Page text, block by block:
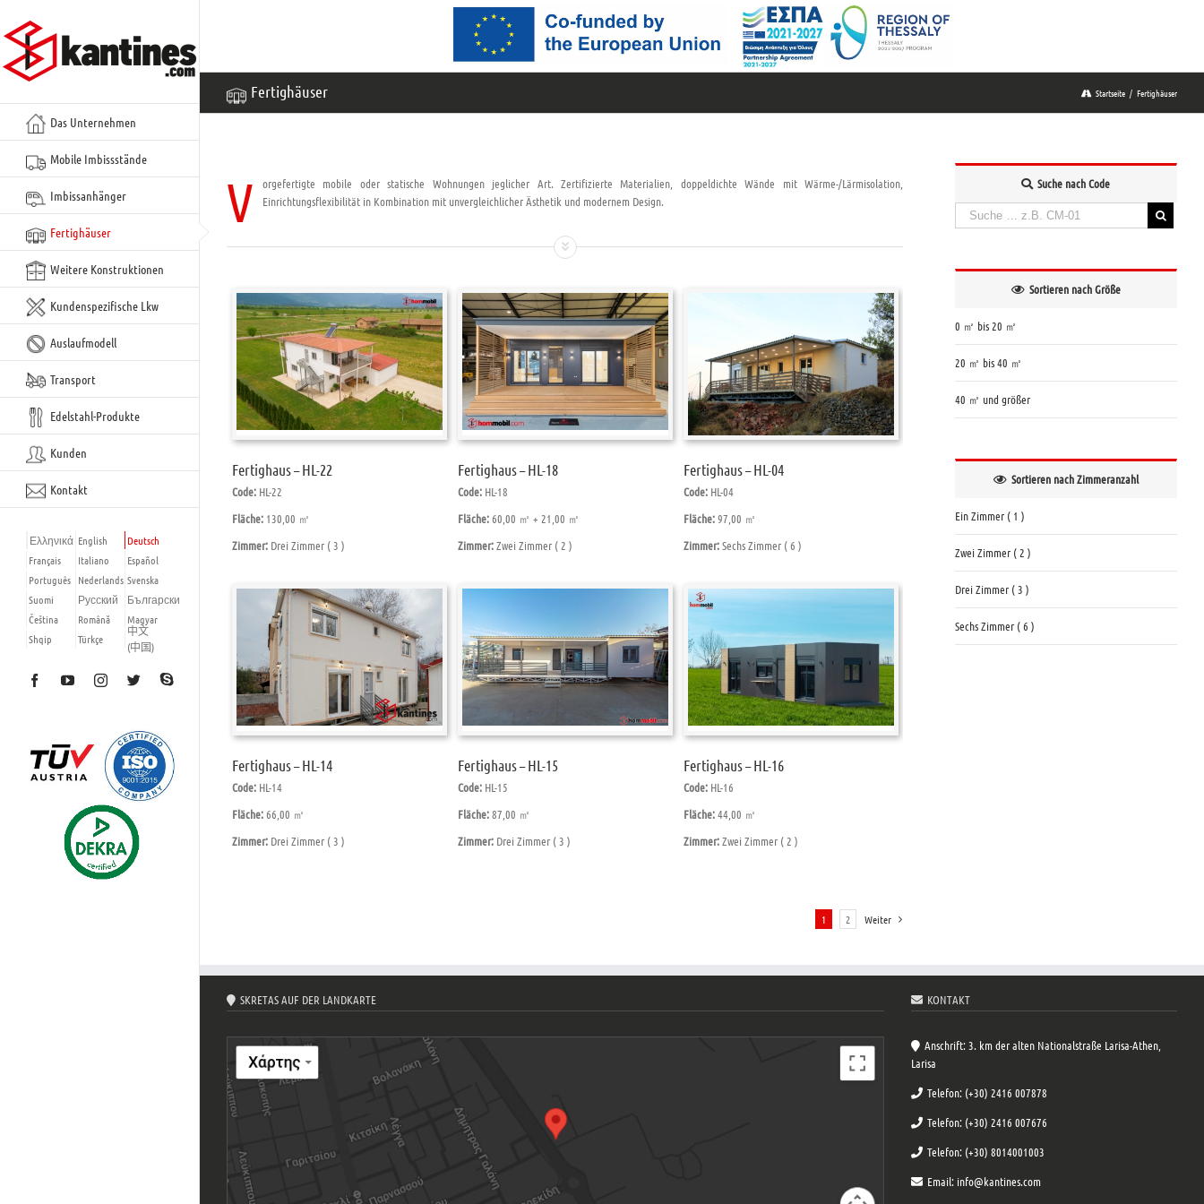
Inhalt
springen
Das Unternehmen
Mobile Imbissstände
Imbissanhänger
Fertighäuser
Weitere Konstruktionen
Kundenspezifische Lkw
Auslaufmodell
Transport
Edelstahl-Produkte
Kunden
Kontakt
Ελληνικά English
Deutsch
Français
Italiano
Español
Português Nederlands Svenska
Suomi
Русский
Български
Čeština
Română
Magyar
Shqip
Türkçe
中文
(中国)
FacebookYouTubeInstagram
TwitterSkype
Fertighäuser Startseite / Fertighäuser
V
orgefertigte mobile oder statische Wohnungen jeglicher Art. Zertifizierte Materialien, doppeldichte Wände mit Wärme-/Lärmisolation,
Einrichtungsflexibilität in Kombination mit unvergleichlicher Ästhetik und modernem Design.
Fertighaus – HL-22
Code: HL-22
Fläche: 130,00 ㎡
Zimmer: Drei Zimmer ( 3 )
Fertighaus – HL-18
Code: HL-18
Fläche:60,00 ㎡ + 21,00 ㎡
Zimmer:Zwei Zimmer ( 2 )
Fertighaus – HL-04
Code: HL-04
Fläche:97,00 ㎡
Zimmer:Sechs Zimmer ( 6 )
Fertighaus – HL-14
Code: HL-14
Fläche:66,00 ㎡
Zimmer: Drei Zimmer ( 3 )
Fertighaus – HL-15
Code: HL-15
Fläche:87,00 ㎡
Zimmer: Drei Zimmer ( 3 )
Fertighaus – HL-16
Code: HL-16
Fläche:44,00 ㎡
Zimmer:Zwei Zimmer ( 2 )
1 2 Weiter
Suche nach Code
Suchen
nach:
Sortieren nach Größe
0 ㎡ bis 20 ㎡
20 ㎡ bis 40 ㎡
40 ㎡ und größer
Sortieren nach Zimmeranzahl
Ein Zimmer ( 1 )
Zwei Zimmer ( 2 )
Drei Zimmer ( 3 )
Sechs Zimmer ( 6 )
SKRETAS AUF DER LANDKARTE KONTAKT
Anschrift: 3. km der alten Nationalstraße Larisa-Athen,
Larisa
Telefon: (+30) 2416 007878
Telefon: (+30) 2416 007676
Telefon: (+30) 8014001003
Email: info@kantines.com